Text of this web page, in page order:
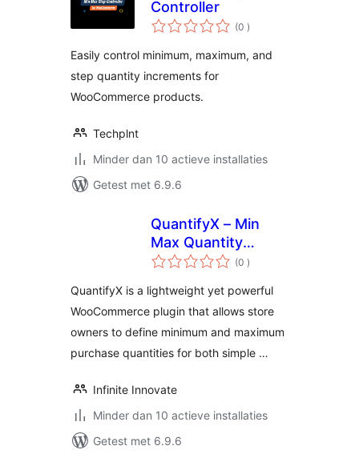
Controller
(0 aantal
beoordelingen
)
Easily control minimum, maximum, and
step quantity increments for
WooCommerce products.
Techplnt
Minder dan 10 actieve installaties
Getest met 6.9.6
QuantifyX – Min
Max Quantity
Manager for (0 aantal
beoordelingen
)
QuantifyX is a lightweight yet powerful
WooCommerce plugin that allows store
owners to define minimum and maximum
purchase quantities for both simple …
Infinite Innovate
Minder dan 10 actieve installaties
Getest met 6.9.6